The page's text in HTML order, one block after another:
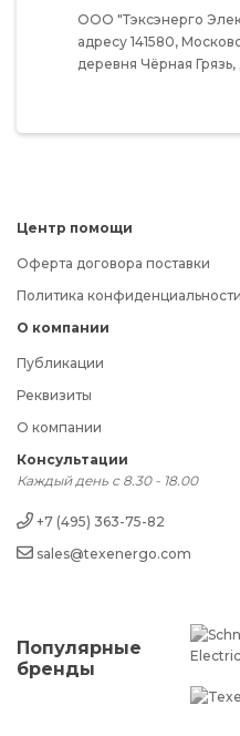
ООО "Тэксэнерго
адресу 141580,
деревня Чёрная Грязь,
Центр помощи
Оферта договора поставки
Политика конфиденциальности
О компании
Публикации
Реквизиты
О компании
Консультации
Каждый день с 8.30 - 18.00
+7 (495) 363-75-82
sales@texenergo.com
Популярные
бренды